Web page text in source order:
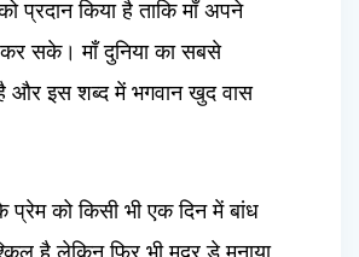
प्रदान किया है ताकि माँ अपने
कर सके। माँ दुनिया का सबसे
और इस शब्द में भगवान खुद वास
प्रेम को किसी भी एक दिन में बांध